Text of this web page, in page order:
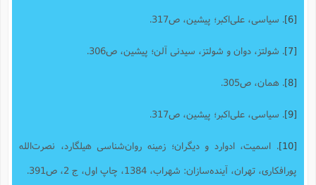
. سیاسی، علی‌اکبر؛ پیشین، ص317.
. شولتز، دوان و شولتز، سیدنی آلن؛ پیشین، ص306.
. همان، ص305.
. سیاسی، علی‌اکبر؛ پیشین، ص317.
. اسمیت، ادوارد و دیگران؛ زمینه روان‌شناسی هیلگارد، نصرت‌الله
پورافکاری، تهران، آینده‌سازان: شهراب، 1384، چاپ اول، ج 2، ص391.